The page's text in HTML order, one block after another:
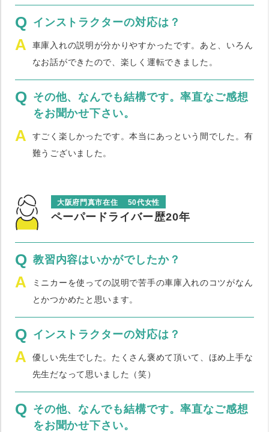
Q インストラクターの対応は？
A
車庫入れの説明が分かりやすかったです。あと、いろん
なお話ができたので、楽しく運転できました。
Q その他、なんでも結構です。率直なご感想
をお聞かせ下さい。
A
すごく楽しかったです。本当にあっという間でした。有
難うございました。
大阪府門真市在住 50代女性
ペーパードライバー歴20年
Q 教習内容はいかがでしたか？
A
ミニカーを使っての説明で苦手の車庫入れのコツがなん
とかつかめたと思います。
Q インストラクターの対応は？
A
優しい先生でした。たくさん褒めて頂いて、ほめ上手な
先生だなって思いました（笑）
Q その他、なんでも結構です。率直なご感想
をお聞かせ下さい。